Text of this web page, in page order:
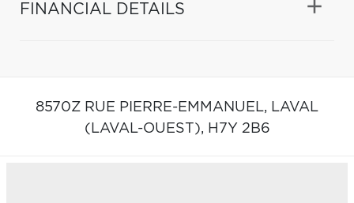
FINANCIAL DETAILS
8570Z RUE PIERRE-EMMANUEL, LAVAL
(LAVAL-OUEST), H7Y 2B6